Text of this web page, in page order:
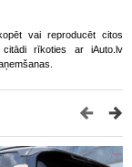
vai reproducēt citos
rīkoties ar iAuto.lv